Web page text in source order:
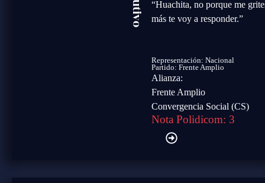
“Huachita, no porque me
más te voy a responder.”
Representación: Nacional
Partido:Frente Amplio
Alianza:
Frente Amplio
Convergencia Social (CS)
Nota Polidicom: 3